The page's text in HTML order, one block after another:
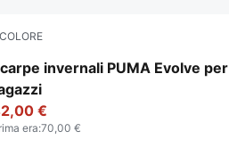
COLORE
invernali PUMA Evolve per
Blue-Persian Blue-PUMA White
€
era:70,00 €